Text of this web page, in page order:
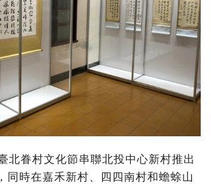
北眷村文化節串聯北投中心新村推出
同時在嘉禾新村、四四南村和蟾蜍山